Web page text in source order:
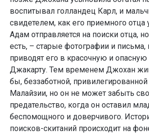
воспитывал голландец Карл, и
свидетелем, как его приемного отца
Адам отправляется на поиски отца,
есть, – старые фотографии и письма,
приводят его в красочную и опасную
Джакарту. Тем временем Джохан
бы, беззаботной,
Малайзии, но он не может забыть
предательство, когда он оставил
беспомощного и доверчивого.
поисков-скитаний происходит на